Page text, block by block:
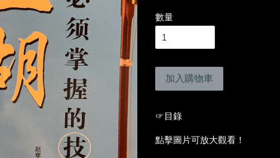
數量
加入購物車
☞目錄
點擊圖片可放大觀看！